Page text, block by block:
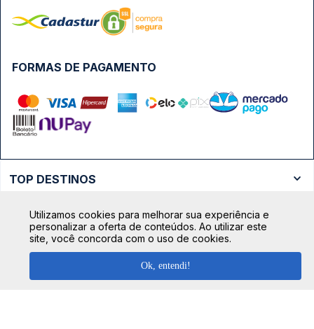
FORMAS DE PAGAMENTO
TOP DESTINOS
Ônibus São Paulo
Ônibus Brasília
TOP VIAÇÕES
Passagens Cometa
TOP RODOVIÁRIAS
Rodoviária São Paulo - Tietê
Utilizamos cookies para melhorar sua experiência e
personalizar a oferta de conteúdos. Ao utilizar este
site, você concorda com o uso de cookies.
Ok, entendi!